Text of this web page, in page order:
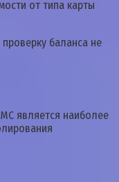
от типа карты
баланса не
является наиболее